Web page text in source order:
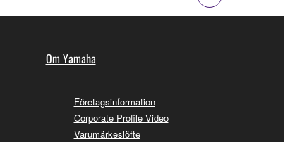
Om Yamaha
Företagsinformation
Corporate Profile Video
Varumärkeslöfte